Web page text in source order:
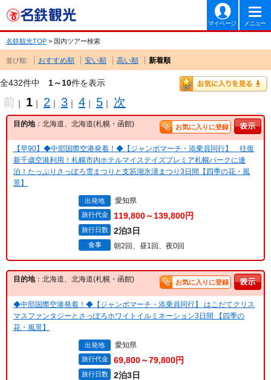
マイページ メニュー
名鉄観光TOP > 国内ツアー検索
並び順: おすすめ順 安い順 高い順 新着順
全432件中 1～10件を表示
前 ｜ 1 ｜ 2 ｜ 3 ｜ 4 ｜ 5 ｜ 次
目的地：北海道、北海道(札幌・函館) お気に入りに登録
【早90】◆中部国際空港発着！◆【ジャンボマーチ・添乗員同行】 往復
新千歳空港利用！札幌市内ホテルマイステイズプレミア札幌パークに連
泊！たっぷりさっぽろ雪まつりと支笏湖氷濤まつり3日間【四季の花・風
景】
出発地 愛知県
旅行代金 119,800～139,800円
旅行日数 2泊3日
食事 朝2回、昼1回、夜0回
目的地：北海道、北海道(札幌・函館) お気に入りに登録
◆中部国際空港発着！◆【ジャンボマーチ・添乗員同行】 はこだてクリス
マスファンタジーとさっぽろホワイトイルミネーション3日間 【四季の
花・風景】
出発地 愛知県
旅行代金 69,800～79,800円
旅行日数 2泊3日